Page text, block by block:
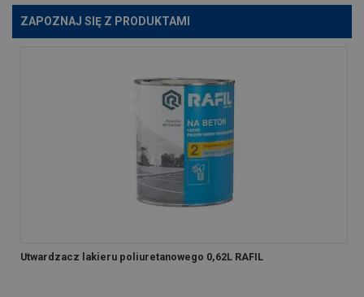
ZAPOZNAJ SIĘ Z PRODUKTAMI
Utwardzacz lakieru poliuretanowego 0,62L RAFIL